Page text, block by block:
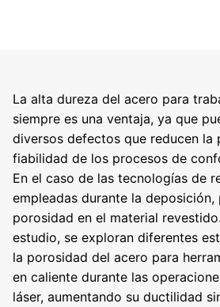
La alta dureza del acero para
siempre es una ventaja, ya que
diversos defectos que reducen la
fiabilidad de los procesos de
En el caso de las tecnologías de
empleadas durante la deposición,
porosidad en el material
estudio, se exploran diferentes
la porosidad del acero para
en caliente durante las
láser, aumentando su ductilidad